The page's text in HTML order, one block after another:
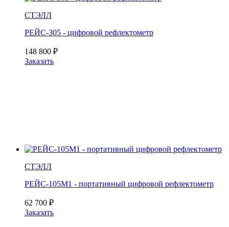
СТЭЛЛ
РЕЙС-305 - цифровой рефлектометр
148 800 ₽
Заказать
СТЭЛЛ
РЕЙС-105М1 - портативный цифровой рефлектометр
62 700 ₽
Заказать